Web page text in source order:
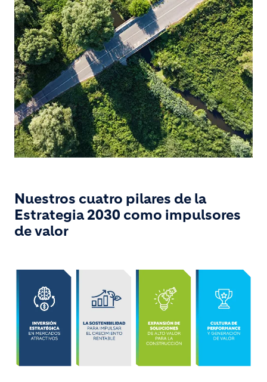
Nuestros cuatro pilares de la
Estrategia 2030 como impulsores
de valor
Image